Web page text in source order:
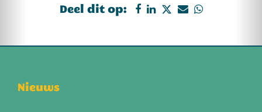
Deel dit op:
Nieuws